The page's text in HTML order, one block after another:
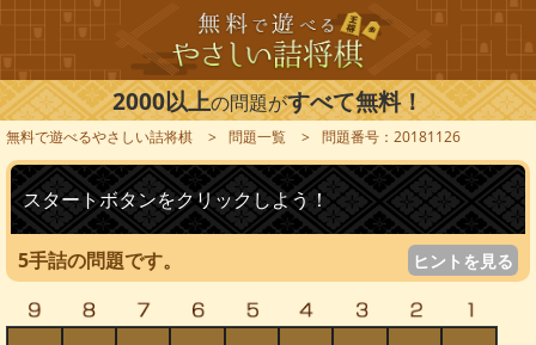
2000以上の問題がすべて無料！
無料で遊べるやさしい詰将棋 問題一覧 問題番号：20181126
スタートボタンをクリックしよう！
5手詰の問題です。 ヒントを見る